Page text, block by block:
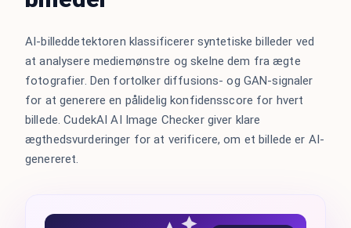
AI-billeddetektoren klassificerer syntetiske billeder ved
at analysere mediemønstre og skelne dem fra ægte
fotografier. Den fortolker diffusions- og GAN-signaler
for at generere en pålidelig konfidensscore for hvert
billede. CudekAI AI Image Checker giver klare
ægthedsvurderinger for at verificere, om et billede er AI-
genereret.